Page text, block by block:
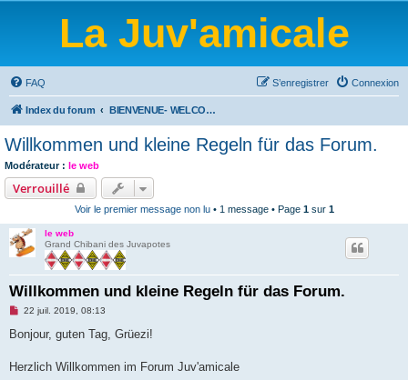
La Juv'amicale
FAQ Connexion
S’enregistrer
Index du forum BIENVENUE- WELCOME-BIENVENIDOS-WILLKOMMEN-BEM-VINDO-WELKOM
Willkommen und kleine Regeln für das Forum.
Modérateur : le web
Verrouillé
Voir le premier message non lu• 1 message • Page 1sur 1
le web
Grand Chibani des Juvapotes
Willkommen und kleine Regeln für das Forum.
M
s
g
22 juil. 2019, 08:13
Bonjour, guten Tag, Grüezi!
Herzlich Willkommen im Forum Juv'amicale